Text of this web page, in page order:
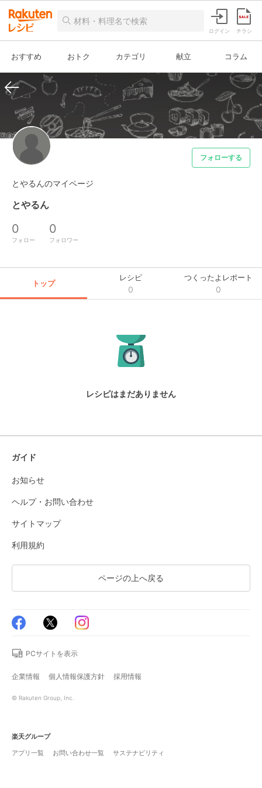
ログイン チラシ
おすすめ おトク カテゴリ 献立 コラム
フォローする
とやるんのマイページ
とやるん
0
フォロー
0
フォロワー
トップ
レシピ
0
つくったよレポート
0
レシピはまだありません
ガイド
お知らせ
ヘルプ・お問い合わせ
サイトマップ
利用規約
ページの上へ戻る
PCサイトを表示
企業情報 個人情報保護方針 採用情報
© Rakuten Group, Inc.
楽天グループ
アプリ一覧
お問い合わせ一覧 サステナビリティ